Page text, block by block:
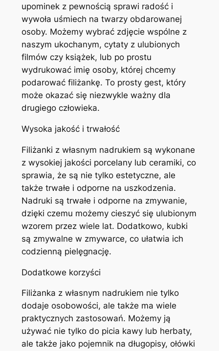
upominek z pewnością sprawi radość i
wywoła uśmiech na twarzy obdarowanej
osoby. Możemy wybrać zdjęcie wspólne z
naszym ukochanym, cytaty z ulubionych
filmów czy książek, lub po prostu
wydrukować imię osoby, której chcemy
podarować filiżankę. To prosty gest, który
może okazać się niezwykle ważny dla
drugiego człowieka.
Wysoka jakość i trwałość
Filiżanki z własnym nadrukiem są wykonane
z wysokiej jakości porcelany lub ceramiki, co
sprawia, że są nie tylko estetyczne, ale
także trwałe i odporne na uszkodzenia.
Nadruki są trwałe i odporne na zmywanie,
dzięki czemu możemy cieszyć się ulubionym
wzorem przez wiele lat. Dodatkowo, kubki
są zmywalne w zmywarce, co ułatwia ich
codzienną pielęgnację.
Dodatkowe korzyści
Filiżanka z własnym nadrukiem nie tylko
dodaje osobowości, ale także ma wiele
praktycznych zastosowań. Możemy ją
używać nie tylko do picia kawy lub herbaty,
ale także jako pojemnik na długopisy, ołówki